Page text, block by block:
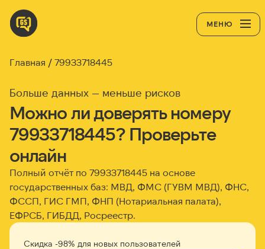
МЕНЮ
Главная 79933718445
Больше данных — меньше рисков
Можно ли доверять номеру
79933718445? Проверьте
онлайн
Полный отчёт по 79933718445 на основе
государственных баз: МВД, ФМС (ГУВМ МВД), ФНС,
ФССП, ГИС ГМП, ФНП (Нотариальная палата),
ЕФРСБ, ГИБДД, Росреестр.
Скидка -98% для новых пользователей